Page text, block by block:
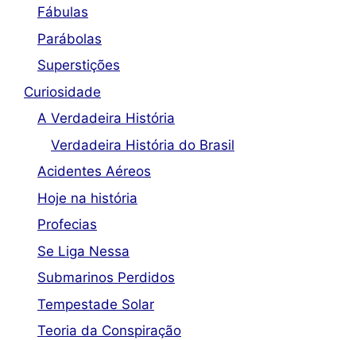
Fábulas
Parábolas
Superstições
Curiosidade
A Verdadeira História
Verdadeira História do Brasil
Acidentes Aéreos
Hoje na história
Profecias
Se Liga Nessa
Submarinos Perdidos
Tempestade Solar
Teoria da Conspiração